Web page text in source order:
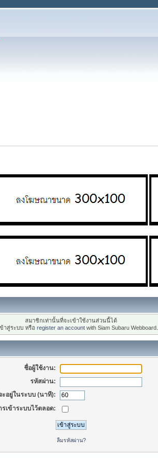
สมาชิกเท่านั้นที่จะเข้าใช้งานส่วนนี้ได้
าสู่ระบบ หรือ register an account with Siam Subaru Webboard.
ชื่อผู้ใช้งาน:
รหัสผ่าน:
ะอยู่ในระบบ (นาที):
เข้าระบบไว้ตลอด:
ลืมรหัสผ่าน?